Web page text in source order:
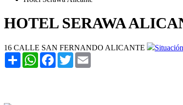
HOTEL SERAWA
16 CALLE SAN FERNANDO ALICANTE
Share WhatsAppFacebook
Twitter